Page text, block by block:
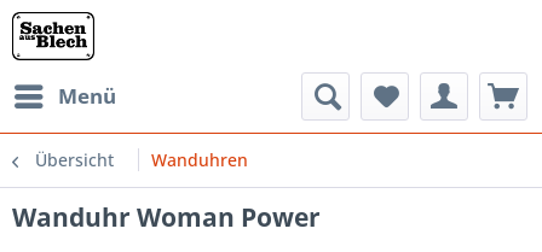
Menü
Übersicht Wanduhren
Wanduhr Woman Power